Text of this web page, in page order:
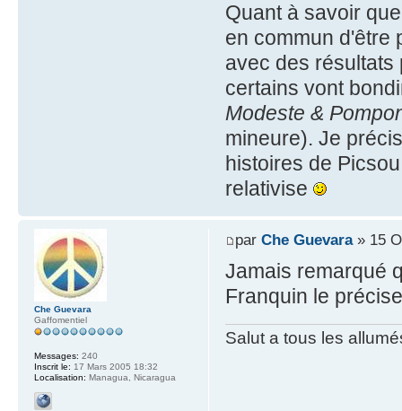
Quant à savoir
en commun d'être
avec des résultats
certains vont
Modeste &
mineure). Je
histoires de
relativise
par Che Guevara» 15
Jamais remarqué
Franquin le
Salut a tous les
Che Guevara
Gaffomentiel
Messages: 240
Inscrit le: 17 Mars 2005 18:32
Localisation: Managua, Nicaragua